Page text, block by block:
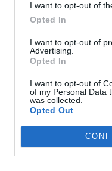
I want to opt-out of
Opted In
I want to opt-out of
Advertising.
Opted In
I want to opt-out of
of my Personal Data
was collected.
Opted Out